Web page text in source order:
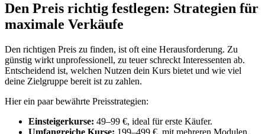
Den Preis richtig festlegen: Strategien für
maximale Verkäufe
Den richtigen Preis zu finden, ist oft eine Herausforderung. Zu
günstig wirkt unprofessionell, zu teuer schreckt Interessenten ab.
Entscheidend ist, welchen Nutzen dein Kurs bietet und wie viel
deine Zielgruppe bereit ist zu zahlen.
Hier ein paar bewährte Preisstrategien:
Einsteigerkurse: 49–99 €, ideal für erste Käufer.